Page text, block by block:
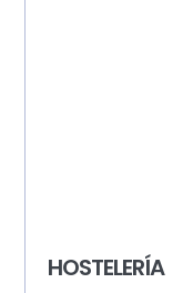
HOSTELERÍA